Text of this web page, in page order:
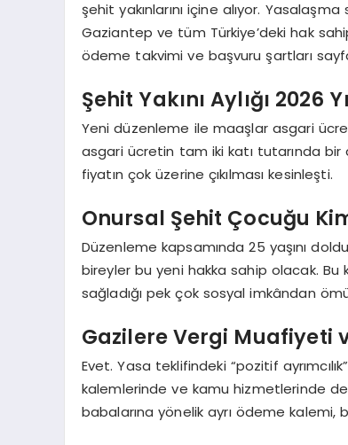
şehit yakınlarını içine alıyor.
Gaziantep ve tüm Türkiye’deki hak
ödeme takvimi ve başvuru şartları
Şehit Yakını Aylığı 2026
Yeni düzenleme ile maaşlar asgari
asgari ücretin tam iki katı tutarında bir
fiyatın çok üzerine çıkılması kesinleşti.
Onursal Şehit Çocuğu
Düzenleme kapsamında 25 yaşını
bireyler bu yeni hakka sahip olacak.
sağladığı pek çok sosyal imkândan
Gazilere Vergi Muafiyeti
Evet. Yasa teklifindeki “pozitif
kalemlerinde ve kamu hizmetlerinde
babalarına yönelik ayrı ödeme kalemi,